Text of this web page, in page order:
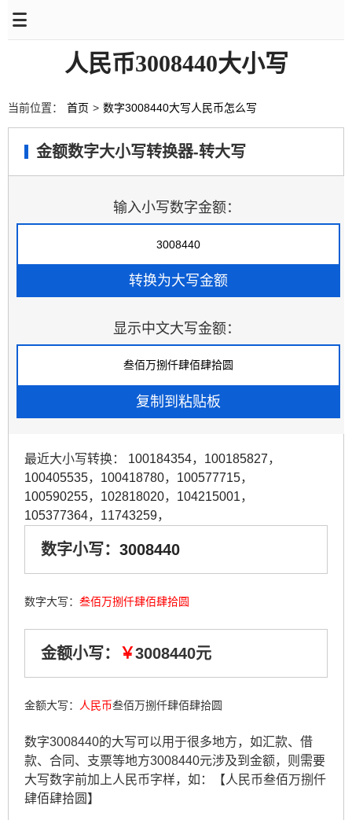
人民币3008440大小写
当前位置： 首页 > 数字3008440大写人民币怎么写
金额数字大小写转换器-转大写
输入小写数字金额：
显示中文大写金额：
最近大小写转换： 100184354， 100185827，
100405535， 100418780， 100577715，
100590255， 102818020， 104215001，
105377364， 11743259，
数字小写： 3008440
数字大写： 叁佰万捌仟肆佰肆拾圆
金额小写： ￥3008440元
金额大写： 人民币叁佰万捌仟肆佰肆拾圆
数字3008440的大写可以用于很多地方，如汇款、借
款、合同、支票等地方3008440元涉及到金额，则需要
大写数字前加上人民币字样，如：【人民币叁佰万捌仟
肆佰肆拾圆】